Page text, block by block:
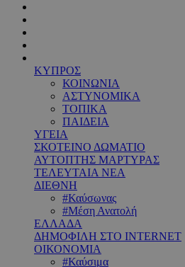
ΚΥΠΡΟΣ
ΚΟΙΝΩΝΙΑ
ΑΣΤΥΝΟΜΙΚΑ
ΤΟΠΙΚΑ
ΠΑΙΔΕΙΑ
ΥΓΕΙΑ
ΣΚΟΤΕΙΝΟ ΔΩΜΑΤΙΟ
ΑΥΤΟΠΤΗΣ ΜΑΡΤΥΡΑΣ
ΤΕΛΕΥΤΑΙΑ ΝΕΑ
ΔΙΕΘΝΗ
#Καύσωνας
#Μέση Ανατολή
ΕΛΛΑΔΑ
ΔΗΜΟΦΙΛΗ ΣΤΟ INTERNET
ΟΙΚΟΝΟΜΙΑ
#Καύσιμα